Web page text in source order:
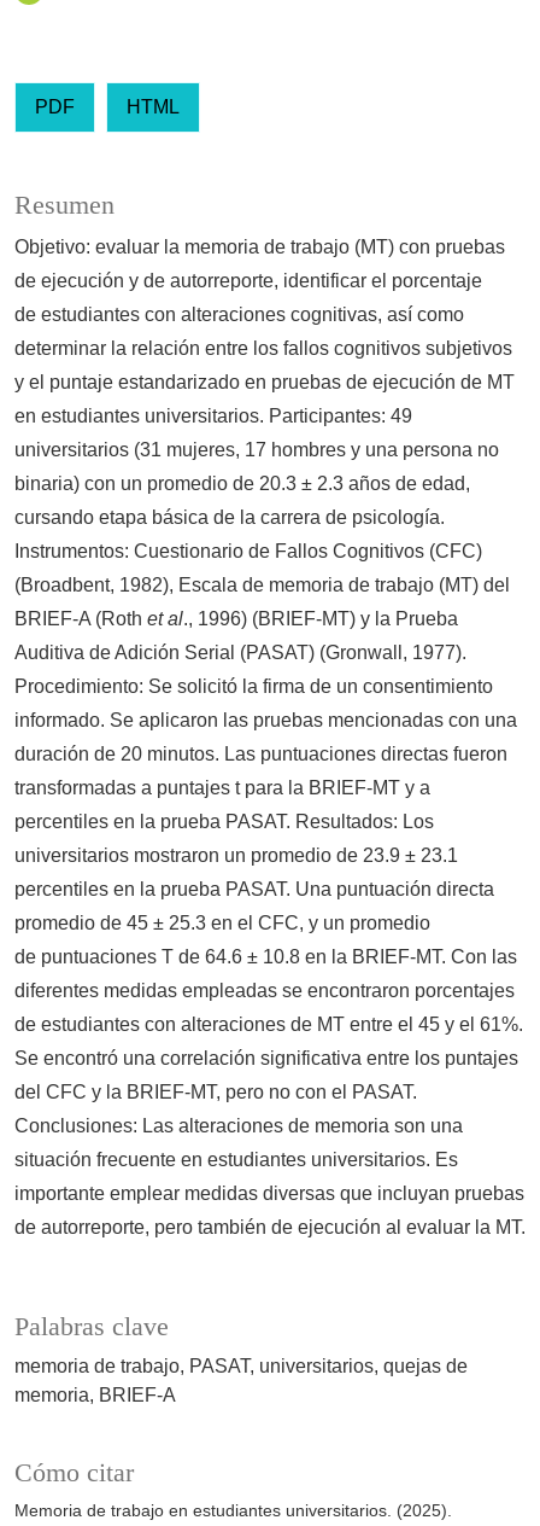
PDF HTML
Palabras clave
memoria de trabajo PASAT universitarios quejas de
memoria
BRIEF-A
Cómo citar
Memoria de trabajo en estudiantes universitarios. (2025).
Resumen
Objetivo: evaluar la memoria de trabajo (MT) con pruebas
de ejecución y de autorreporte, identificar el porcentaje
de estudiantes con alteraciones cognitivas, así como
determinar la relación entre los fallos cognitivos subjetivos
y el puntaje estandarizado en pruebas de ejecución de MT
en estudiantes universitarios. Participantes: 49
universitarios (31 mujeres, 17 hombres y una persona no
binaria) con un promedio de 20.3 ± 2.3 años de edad,
cursando etapa básica de la carrera de psicología.
Instrumentos: Cuestionario de Fallos Cognitivos (CFC)
(Broadbent, 1982), Escala de memoria de trabajo (MT) del
BRIEF-A (Roth et al., 1996) (BRIEF-MT) y la Prueba
Auditiva de Adición Serial (PASAT) (Gronwall, 1977).
Procedimiento: Se solicitó la firma de un consentimiento
informado. Se aplicaron las pruebas mencionadas con una
duración de 20 minutos. Las puntuaciones directas fueron
transformadas a puntajes t para la BRIEF-MT y a
percentiles en la prueba PASAT. Resultados: Los
universitarios mostraron un promedio de 23.9 ± 23.1
percentiles en la prueba PASAT. Una puntuación directa
promedio de 45 ± 25.3 en el CFC, y un promedio
de puntuaciones T de 64.6 ± 10.8 en la BRIEF-MT. Con las
diferentes medidas empleadas se encontraron porcentajes
de estudiantes con alteraciones de MT entre el 45 y el 61%.
Se encontró una correlación significativa entre los puntajes
del CFC y la BRIEF-MT, pero no con el PASAT.
Conclusiones: Las alteraciones de memoria son una
situación frecuente en estudiantes universitarios. Es
importante emplear medidas diversas que incluyan pruebas
de autorreporte, pero también de ejecución al evaluar la MT.